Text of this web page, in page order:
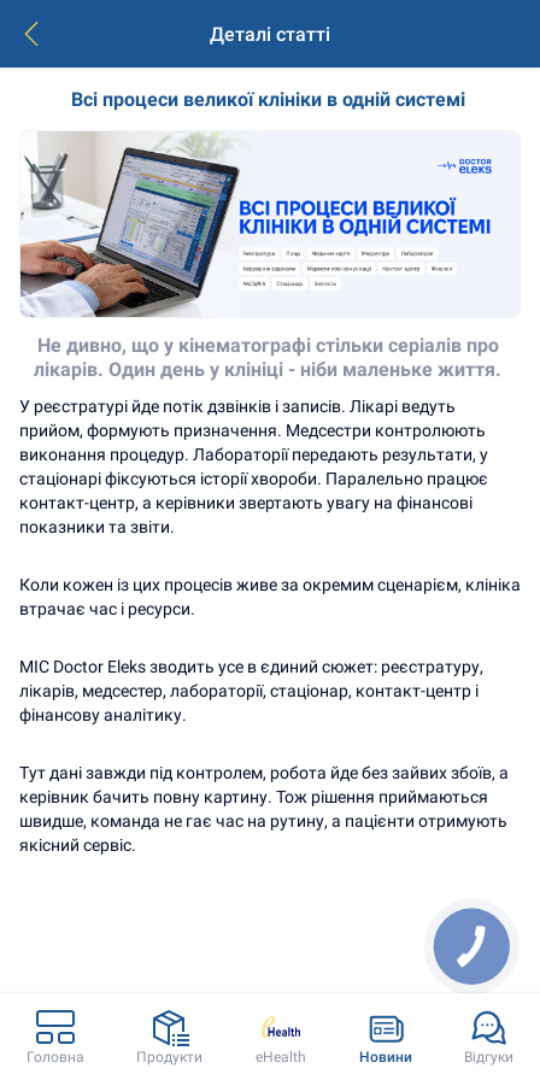
Деталі статті
Всі процеси великої клініки в одній системі
Не дивно, що у кінематографі стільки серіалів про
лікарів. Один день у клініці - ніби маленьке життя.
У реєстратурі йде потік дзвінків і записів. Лікарі ведуть
прийом, формують призначення. Медсестри контролюють
виконання процедур. Лабораторії передають результати, у
стаціонарі фіксуються історії хвороби. Паралельно працює
контакт-центр, а керівники звертають увагу на фінансові
показники та звіти.
Коли кожен із цих процесів живе за окремим сценарієм, клініка
втрачає час і ресурси.
МІС Doctor Eleks зводить усе в єдиний сюжет: реєстратуру,
лікарів, медсестер, лабораторії, стаціонар, контакт-центр і
фінансову аналітику.
Тут дані завжди під контролем, робота йде без зайвих збоїв, а
керівник бачить повну картину. Тож рішення приймаються
швидше, команда не гає час на рутину, а пацієнти отримують
якісний сервіс.
Doctor Eleks
Головна Продукти eHealth Новини Відгуки